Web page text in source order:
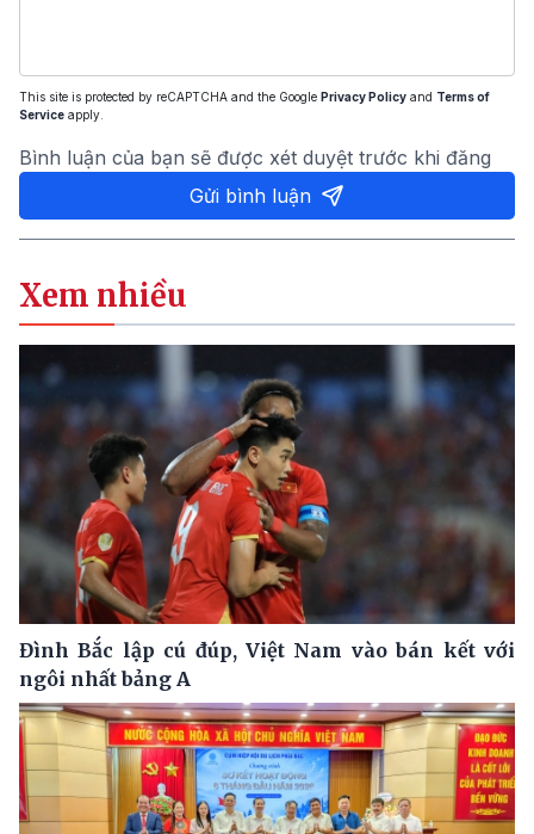
This site is protected by reCAPTCHA and the Google Privacy Policy and Terms of
Service apply.
Bình luận của bạn sẽ được xét duyệt trước khi đăng
Gửi bình luận
Xem nhiều
Đình Bắc lập cú đúp, Việt Nam vào bán kết với
ngôi nhất bảng A